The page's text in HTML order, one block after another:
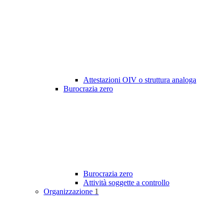
Attestazioni OIV o struttura analoga
Burocrazia zero
Burocrazia zero
Attività soggette a controllo
Organizzazione 1